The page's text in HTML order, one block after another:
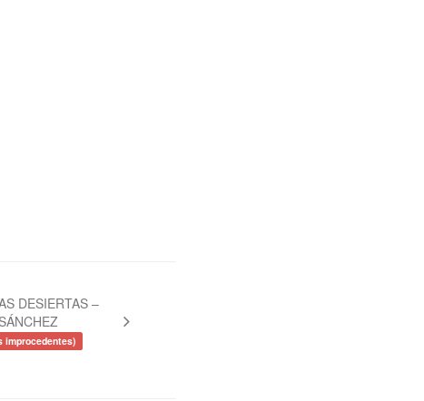
DESIERTAS –
improcedentes)